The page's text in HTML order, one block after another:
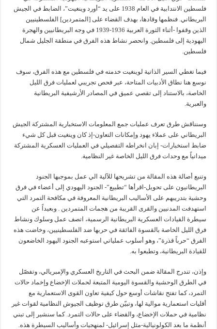
فلسطين الانتدابية في العام 1938 على يد “أورد وينغيت”، الضابط في الجيش
البريطاني. فنظمها وقادها، بهدف القضاء على [المتمردين] الفلسطينيين
الذين وقفوا -أثناء الثورة العربية 1936-1939 في وجه البريطانيين والهجرة
اليهودية إلى فلسطين. وانحصر نشاط هذه الفرق في منطقة الجليل شمال
فلسطين.
فيما تغطي السير الذاتية لوينغيت خدمته في فلسطين مع هذه الفرق، سوف
نوسع هنا نطاق الأدبيات المتاحة، عبر فحص تجريبي لعمليات فرق الليل
الخاصة، بالاستناد إلى تقصي عميق في المصادر الأرشيفية البريطانية
والعبرية.
وسنناقش طرق تعرف عمليات جمع المعلومات الاستخبارية المشتركة الجيش
البريطاني على عملاء يهود وإمكانات التعاون-إذ كان وينغيت قبل كل شيء
ضابط استخبارات- إبان انخراطه التفصيلي في العمليات العسكرية المشتركة
ميدانياً مع وحدات فرق الليل الخاصة غير النظامية.
وتنبع أصالة هذه المقالة من تشريحها للآلية الي عمل بموجبها الجنود
البريطانيون على تحويل-اقرأها “تطبيع”- الجنود اليهودي إلى أعضاء في فرق
وحشية بتدريبهم على الأساليب البريطانية المعروفة في مكافحة التمرد التي
استهدفت المدنيين والقرى القريبة من هجمات المتمردين . وبعيداً عن
سيطرة القيادات العسكرية البريطانية الرسمية، اتصف عمل وسلوك ونشاط
فرق الليل الخاصة بالقسوة الفائقة في حربها ضد الفلسطينيين، وخاضت هذه
الفرق “حرباً قذرة”، وهو أسلوب عملياتي استوعبه الجنود اليهود الخاضعون
للقيادة البريطانية، وتطبعوا به.
وإذن، تندرج المقالة ضمن البحث في التاريخ العسكري والإمبريالي، وتفصّل
في الطرق الوحشية والقسوة اليومية المتبعة لحملات الإخضاع وإخماد حالات
التمرد، كما تفتح نقاشات أوسع حول كيفية تعاون القوى الاستعمارية مع
أقليات استعمارية موالية لها، وتبيّن طرق توظيف الجيوش النظامية لقوات غير
نظامية في حملات الإخضاع، والقضاء على حالات التمرد. كما سنشير إلى تبني
أنظمة ما بعد الكولونيالية-مثل إسرائيل- لمنهجيات وأساليب السيطرة هذه.